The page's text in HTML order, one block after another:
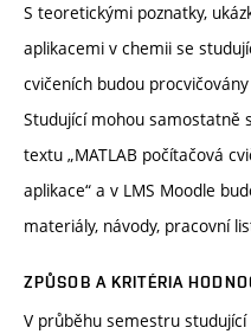
S teoretickými poznatky,
aplikacemi v chemii se
cvičeních budou
Studující mohou samostatně
textu „MATLAB počítačová
aplikace“ a v LMS Moodle
materiály, návody, pracovní
ZPŮSOB A KRITÉRIA
V průběhu semestru